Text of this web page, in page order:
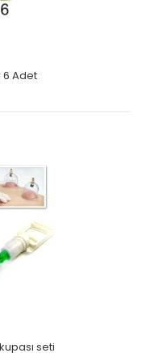
6 Adet
seti